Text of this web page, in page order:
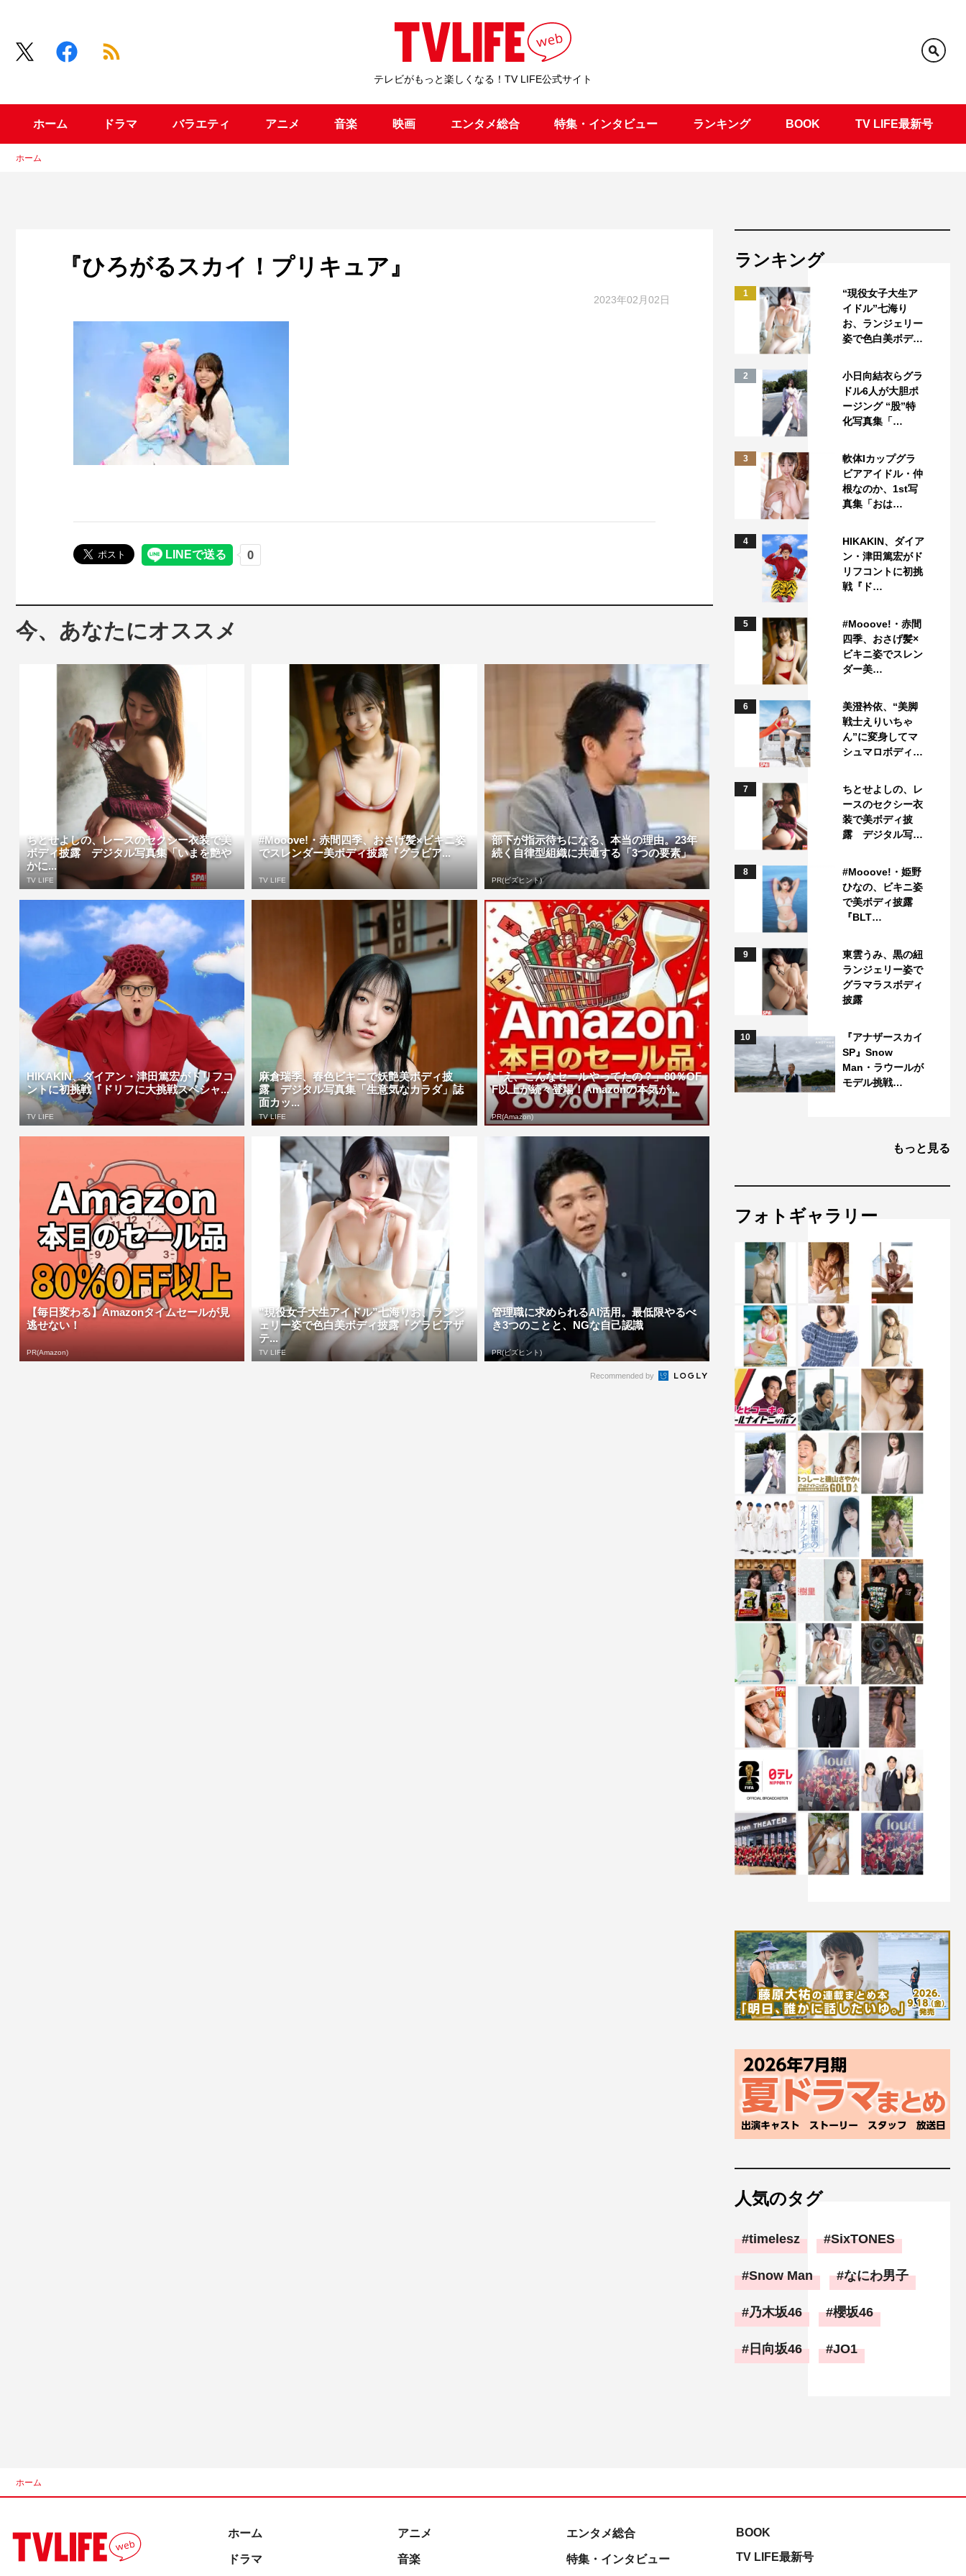
テレビがもっと楽しくなる！TV LIFE公式サイト
ホーム ドラマ バラエティ アニメ 音楽 映画 エンタメ総合 特集・インタビュー ランキング BOOK TV LIFE最新号
ホーム
『ひろがるスカイ！プリキュア』
2023年02月02日
今、あなたにオススメ
ちとせよしの、レースのセクシー衣装で美
ボディ披露 デジタル写真集「いまを艶や
かに...
TV LIFE
#Mooove!・赤間四季、おさげ髪×ビキニ姿
でスレンダー美ボディ披露『グラビア...
TV LIFE
部下が指示待ちになる、本当の理由。23年
続く自律型組織に共通する「3つの要素」
PR(ビズヒント)
HIKAKIN、ダイアン・津田篤宏がドリフコ
ントに初挑戦『ドリフに大挑戦スペシャ...
TV LIFE
麻倉瑞季、春色ビキニで妖艶美ボディ披
露 デジタル写真集「生意気なカラダ」誌
面カッ...
TV LIFE
「え、こんなセールやってたの？」80％OF
F以上が続々登場！Amazonの本気が...
PR(Amazon)
【毎日変わる】Amazonタイムセールが見
逃せない！
PR(Amazon)
”現役女子大生アイドル”七海りお、ランジ
ェリー姿で色白美ボディ披露『グラビアザ
テ...
TV LIFE
管理職に求められるAI活用。最低限やるべ
き3つのことと、NGな自己認識
PR(ビズヒント)
Recommended by
ランキング
1
“現役女子大生ア
イドル”七海り
お、ランジェリー
姿で色白美ボデ…
2
小日向結衣らグラ
ドル6人が大胆ポ
ージング “股”特
化写真集「…
3
軟体Iカップグラ
ビアアイドル・仲
根なのか、1st写
真集「おは…
4
HIKAKIN、ダイア
ン・津田篤宏がド
リフコントに初挑
戦『ド…
5
#Mooove!・赤間
四季、おさげ髪×
ビキニ姿でスレン
ダー美…
6
美澄衿依、“美脚
戦士えりいちゃ
ん”に変身してマ
シュマロボディ…
7
ちとせよしの、レ
ースのセクシー衣
装で美ボディ披
露 デジタル写…
8
#Mooove!・姫野
ひなの、ビキニ姿
で美ボディ披露
『BLT…
9
東雲うみ、黒の紐
ランジェリー姿で
グラマラスボディ
披露
10
『アナザースカイ
SP』Snow
Man・ラウールが
モデル挑戦…
もっと見る
フォトギャラリー
人気のタグ
timelesz SixTONES
Snow Man なにわ男子
乃木坂46 櫻坂46
日向坂46 JO1
ホーム
ホーム
ドラマ
アニメ
音楽
エンタメ総合
特集・インタビュー
BOOK
TV LIFE最新号